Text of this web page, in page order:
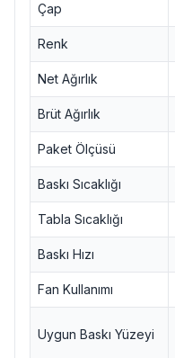
Çap
Renk
Net Ağırlık
Brüt Ağırlık
Paket Ölçüsü
Baskı Sıcaklığı
Tabla Sıcaklığı
Baskı Hızı
Fan Kullanımı
Uygun Baskı Yüzeyi